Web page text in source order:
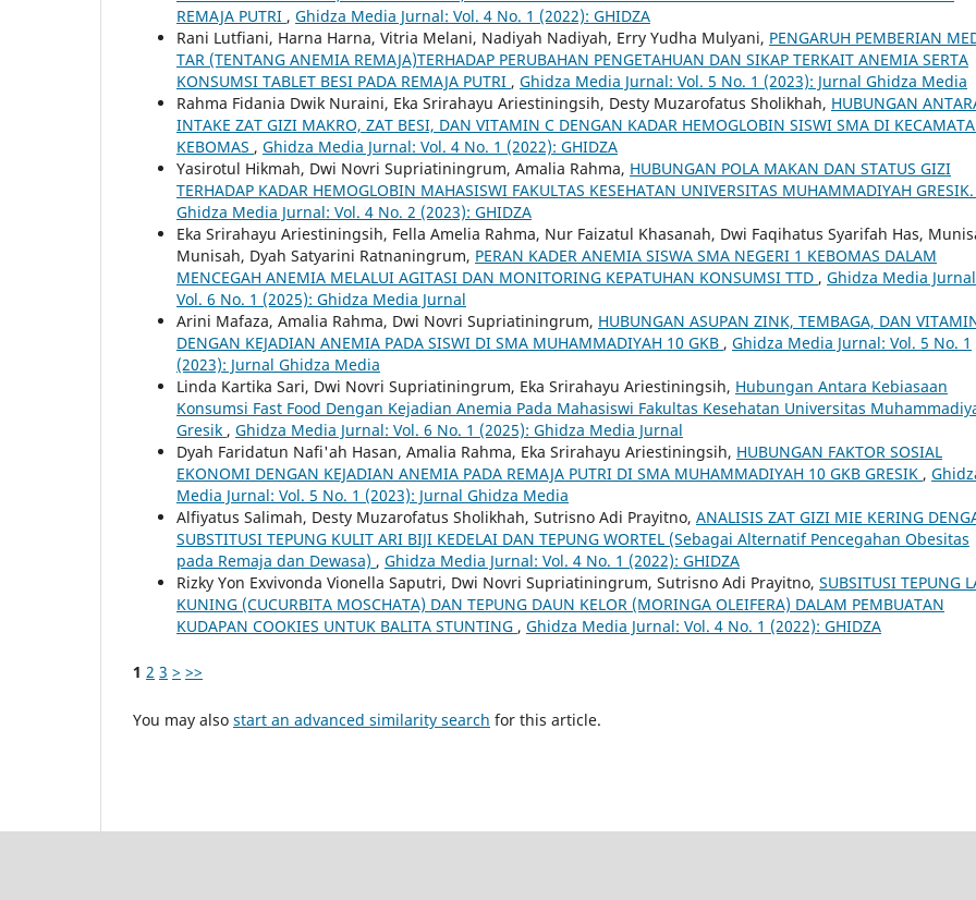
REMAJA PUTRI , Ghidza Media Jurnal: Vol. 4 No. 1 (2022): GHIDZA
Rani Lutfiani, Harna Harna, Vitria Melani, Nadiyah Nadiyah, Erry Yudha Mulyani, PENGARUH PEMBERIAN
TAR (TENTANG ANEMIA REMAJA)TERHADAP PERUBAHAN PENGETAHUAN DAN SIKAP TERKAIT ANEMIA SERTA
KONSUMSI TABLET BESI PADA REMAJA PUTRI , Ghidza Media Jurnal: Vol. 5 No. 1 (2023): Jurnal Ghidza Media
Rahma Fidania Dwik Nuraini, Eka Srirahayu Ariestiningsih, Desty Muzarofatus Sholikhah, HUBUNGAN
INTAKE ZAT GIZI MAKRO, ZAT BESI, DAN VITAMIN C DENGAN KADAR HEMOGLOBIN SISWI SMA DI
KEBOMAS , Ghidza Media Jurnal: Vol. 4 No. 1 (2022): GHIDZA
Yasirotul Hikmah, Dwi Novri Supriatiningrum, Amalia Rahma, HUBUNGAN POLA MAKAN DAN STATUS GIZI
TERHADAP KADAR HEMOGLOBIN MAHASISWI FAKULTAS KESEHATAN UNIVERSITAS MUHAMMADIYAH GRESIK.
Ghidza Media Jurnal: Vol. 4 No. 2 (2023): GHIDZA
Eka Srirahayu Ariestiningsih, Fella Amelia Rahma, Nur Faizatul Khasanah, Dwi Faqihatus Syarifah Has,
Munisah, Dyah Satyarini Ratnaningrum, PERAN KADER ANEMIA SISWA SMA NEGERI 1 KEBOMAS DALAM
MENCEGAH ANEMIA MELALUI AGITASI DAN MONITORING KEPATUHAN KONSUMSI TTD , Ghidza Media
Vol. 6 No. 1 (2025): Ghidza Media Jurnal
Arini Mafaza, Amalia Rahma, Dwi Novri Supriatiningrum, HUBUNGAN ASUPAN ZINK, TEMBAGA, DAN
DENGAN KEJADIAN ANEMIA PADA SISWI DI SMA MUHAMMADIYAH 10 GKB , Ghidza Media Jurnal: Vol. 5 No. 1
(2023): Jurnal Ghidza Media
Linda Kartika Sari, Dwi Novri Supriatiningrum, Eka Srirahayu Ariestiningsih, Hubungan Antara Kebiasaan
Konsumsi Fast Food Dengan Kejadian Anemia Pada Mahasiswi Fakultas Kesehatan Universitas
Gresik , Ghidza Media Jurnal: Vol. 6 No. 1 (2025): Ghidza Media Jurnal
Dyah Faridatun Nafi'ah Hasan, Amalia Rahma, Eka Srirahayu Ariestiningsih, HUBUNGAN FAKTOR SOSIAL
EKONOMI DENGAN KEJADIAN ANEMIA PADA REMAJA PUTRI DI SMA MUHAMMADIYAH 10 GKB GRESIK ,
Media Jurnal: Vol. 5 No. 1 (2023): Jurnal Ghidza Media
Alfiyatus Salimah, Desty Muzarofatus Sholikhah, Sutrisno Adi Prayitno, ANALISIS ZAT GIZI MIE KERING
SUBSTITUSI TEPUNG KULIT ARI BIJI KEDELAI DAN TEPUNG WORTEL (Sebagai Alternatif Pencegahan Obesitas
pada Remaja dan Dewasa) , Ghidza Media Jurnal: Vol. 4 No. 1 (2022): GHIDZA
Rizky Yon Exvivonda Vionella Saputri, Dwi Novri Supriatiningrum, Sutrisno Adi Prayitno, SUBSITUSI TEPUNG
KUNING (CUCURBITA MOSCHATA) DAN TEPUNG DAUN KELOR (MORINGA OLEIFERA) DALAM PEMBUATAN
KUDAPAN COOKIES UNTUK BALITA STUNTING , Ghidza Media Jurnal: Vol. 4 No. 1 (2022): GHIDZA
1 2 3 > >>
You may also start an advanced similarity search for this article.